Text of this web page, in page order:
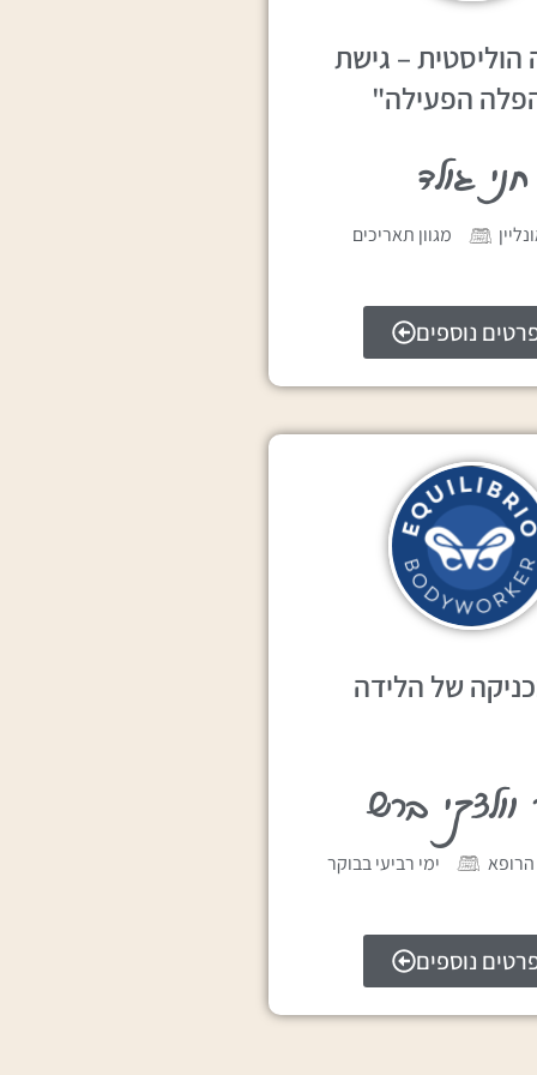
– גישת
הפעילה"
חני גולד
מגוון תאריכים
נוספים
של הלידה
וולצקי ברש
ימי רביעי בבוקר
נוספים